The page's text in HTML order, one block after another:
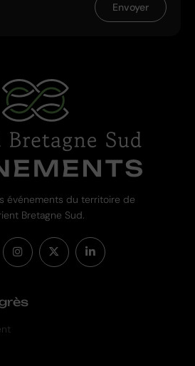
Envoyer
événements du territoire de
Bretagne Sud.